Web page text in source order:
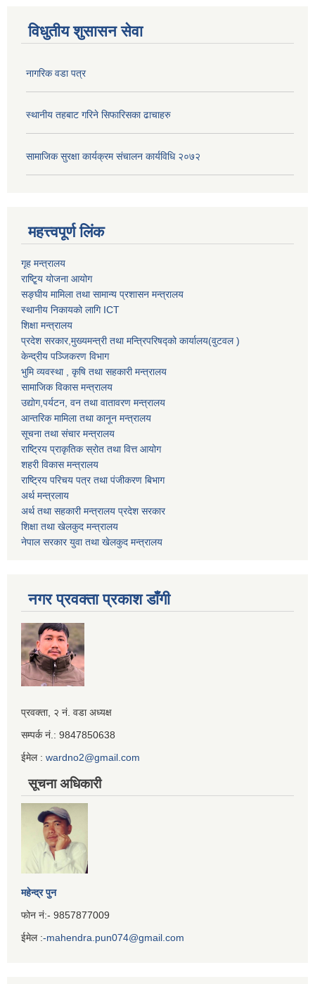
विधुतीय शुसासन सेवा
नागरिक वडा पत्र
स्थानीय तहबाट गरिने सिफारिसका ढाचाहरु
सामाजिक सुरक्षा कार्यक्रम संचालन कार्यविधि २०७२
महत्त्वपूर्ण लिंक
गृह मन्त्रालय
राष्टि्ृय योजना आयोग
सङ्घीय मामिला तथा सामान्य प्रशासन मन्त्रालय
स्थानीय निकायको लागि ICT
शिक्षा मन्त्रालय
प्रदेश सरकार,मुख्यमन्त्री तथा मन्त्रिपरिषद्को कार्यालय(वुटवल )
केन्द्रीय पञ्जिकरण विभाग
भुमि व्यवस्था , कृषि तथा सहकारी मन्त्रालय
सामाजिक विकास मन्त्रालय
उद्याेग,पर्यटन, वन तथा वातावरण मन्त्रालय
आन्तरिक मामिला तथा कानून मन्त्रालय
सूचना तथा संचार मन्त्रालय
राष्ट्रिय प्राकृतिक स्रोत तथा वित्त आयोग
शहरी विकास मन्त्रालय
राष्ट्रिय परिचय पत्र तथा पंजीकरण बिभाग
अर्थ मन्त्रलाय
अर्थ तथा सहकारी मन्त्रालय प्रदेश सरकार
शिक्षा तथा खेलकुद मन्‍‍त्रालय
नेपाल सरकार युवा तथा खेलकुद मन्त्रालय
नगर प्रवक्ता प्रकाश डाँगी
Iframe
Generator
प्रवक्ता, २ नं. वडा अध्यक्ष
सम्पर्क नं.: 9847850638
ईमेल : wardno2@gmail.com
सूचना अधिकारी
महेन्द्र पुन
फोन नं:- 9857877009
ईमेल :-mahendra.pun074@gmail.com